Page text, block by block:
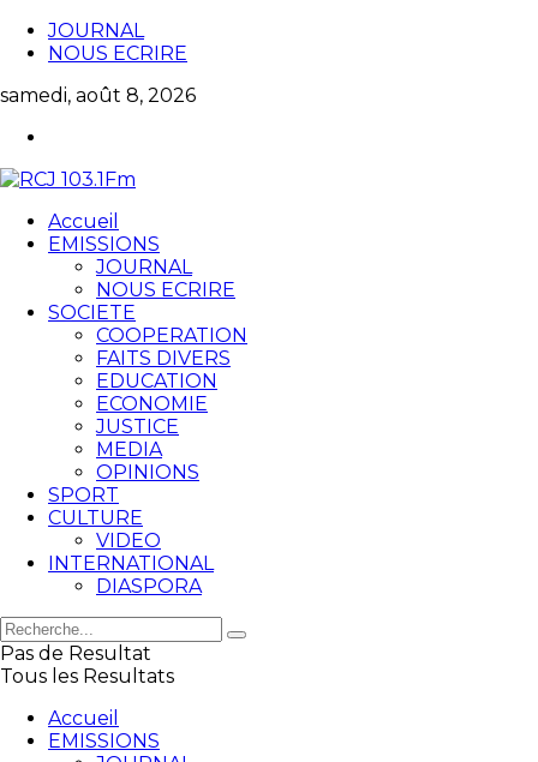
JOURNAL
NOUS ECRIRE
samedi, août 8, 2026
Accueil
EMISSIONS
JOURNAL
NOUS ECRIRE
SOCIETE
COOPERATION
FAITS DIVERS
EDUCATION
ECONOMIE
JUSTICE
MEDIA
OPINIONS
SPORT
CULTURE
VIDEO
INTERNATIONAL
DIASPORA
Pas de Resultat
Tous les Resultats
Accueil
EMISSIONS